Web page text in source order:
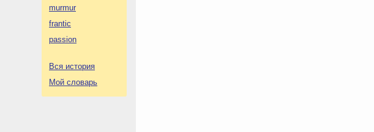
murmur
frantic
passion
Вся история
Мой словарь